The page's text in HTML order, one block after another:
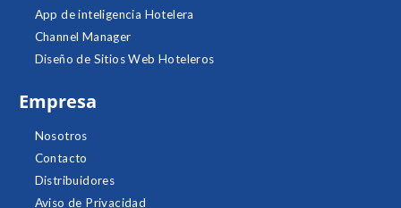
App de inteligencia Hotelera
Channel Manager
Diseño de Sitios Web Hoteleros
Empresa
Nosotros
Contacto
Distribuidores
Aviso de Privacidad